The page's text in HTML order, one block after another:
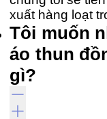
xuất hàng loạt
Tôi muốn
áo thun
gì?